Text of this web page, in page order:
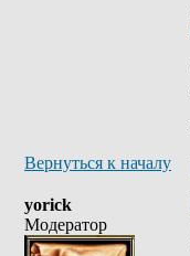
Вернуться к началу
yorick
Модератор